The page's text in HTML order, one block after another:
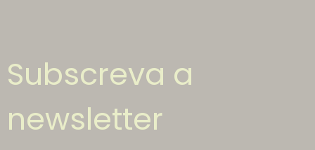
Subscreva a
newsletter